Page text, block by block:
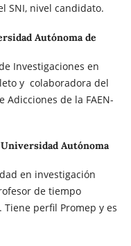
SNI, nivel candidato.
Autónoma de
Investigaciones en
y colaboradora del
Adicciones de la FAEN-
Universidad Autónoma
en investigación
de tiempo
Tiene perfil Promep y es